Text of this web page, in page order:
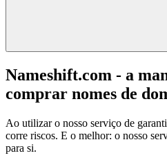
Nameshift.com - a
comprar nomes de
Ao utilizar o nosso serviço de
corre riscos. E o melhor: o nosso
para si.